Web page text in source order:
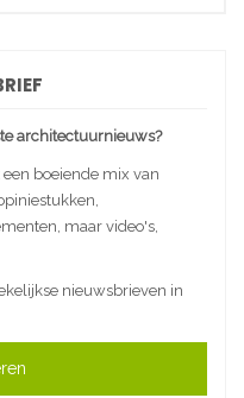
architectuurnieuws?
boeiende mix van
maar video's,
nieuwsbrieven in